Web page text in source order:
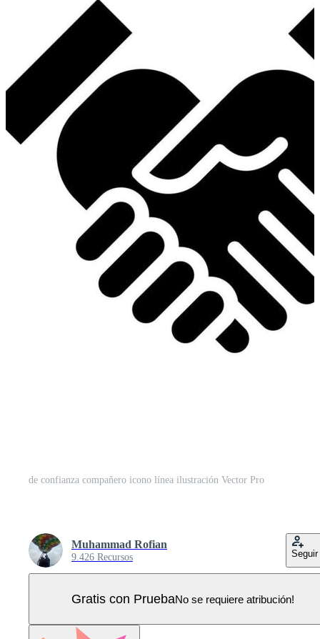
de confianza compañero icono línea ilustración Vector Pro
Muhammad Rofian
9.426 Recursos Seguir
Gratis con PruebaNo se requiere atribución!